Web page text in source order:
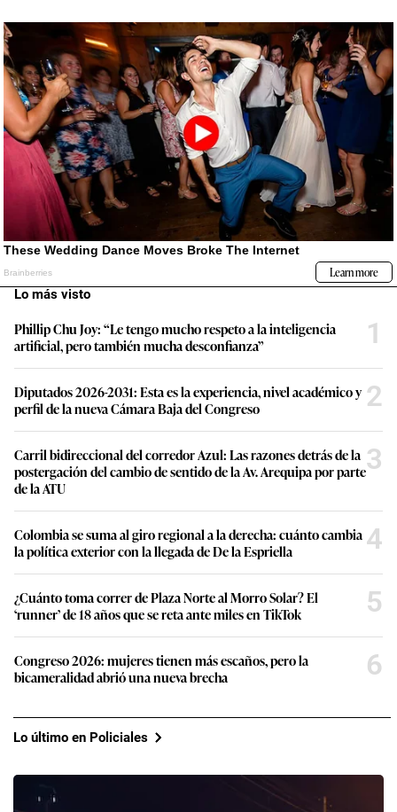
Lo más visto
Phillip Chu Joy: “Le tengo mucho respeto a la inteligencia
artificial, pero también mucha desconfianza”
1
Diputados 2026-2031: Esta es la experiencia, nivel académico y
perfil de la nueva Cámara Baja del Congreso
2
Carril bidireccional del corredor Azul: Las razones detrás de la
postergación del cambio de sentido de la Av. Arequipa por parte
de la ATU
3
Colombia se suma al giro regional a la derecha: cuánto cambia
la política exterior con la llegada de De la Espriella
4
¿Cuánto toma correr de Plaza Norte al Morro Solar? El
‘runner’ de 18 años que se reta ante miles en TikTok
5
Congreso 2026: mujeres tienen más escaños, pero la
bicameralidad abrió una nueva brecha
6
Lo último en Policiales